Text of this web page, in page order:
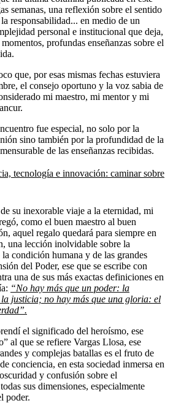
semanas, una reflexión sobre el sentido
responsabilidad... en medio de un
personal e institucional que deja,
profundas enseñanzas sobre el
que, por esas mismas fechas estuviera
el consejo oportuno y la voz sabia de
mi maestro, mi mentor y mi
fue especial, no solo por la
sino también por la profundidad de la
de las enseñanzas recibidas.
tecnología e innovación: caminar sobre
su inexorable viaje a la eternidad, mi
como el buen maestro al buen
aquel regalo quedará para siempre en
una lección inolvidable sobre la
condición humana y de las grandes
del Poder, ese que se escribe con
una de sus más exactas definiciones en
“No hay más que un poder: la
justicia; no hay más que una gloria: el
el significado del heroísmo, ese
al que se refiere Vargas Llosa, ese
y complejas batallas es el fruto de
conciencia, en esta sociedad inmersa en
y confusión sobre el
sus dimensiones, especialmente
poder.